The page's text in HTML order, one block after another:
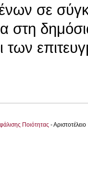
σε
στη
Ποιότητας -